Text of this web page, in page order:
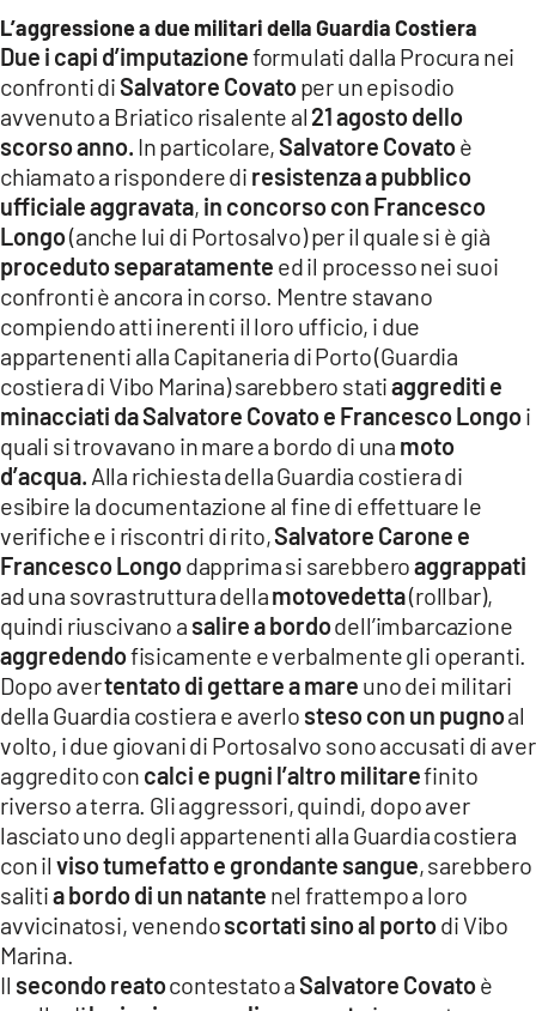
L’aggressione a due militari della Guardia Costiera
Due i capi d’imputazioneformulati dalla Procura nei
confronti diSalvatore Covatoper un episodio
avvenuto a Briatico risalente al 21 agosto dello
scorso anno. In particolare,Salvatore Covatoè
chiamato a rispondere di resistenza a pubblico
ufficiale aggravata, in concorso con Francesco
Longo(anche lui di Portosalvo) per il quale si è già
proceduto separatamente ed il processo nei suoi
confronti è ancora in corso. Mentre stavano
compiendo atti inerenti il loro ufficio, i due
appartenenti alla Capitaneria di Porto (Guardia
costiera di Vibo Marina) sarebbero statiaggrediti e
minacciati da Salvatore Covato e Francesco Longoi
quali si trovavano in mare a bordo di una moto
d’acqua. Alla richiesta della Guardia costiera di
esibire la documentazione al fine di effettuare le
verifiche e i riscontri di rito,Salvatore Carone e
Francesco Longodapprima si sarebberoaggrappati
ad una sovrastruttura dellamotovedetta(rollbar),
quindi riuscivano a salire a bordodell’imbarcazione
aggredendofisicamente e verbalmente gli operanti.
Dopo avertentato di gettare a mare uno dei militari
della Guardia costiera e averlo steso con un pugnoal
volto, i due giovani di Portosalvo sono accusati di aver
aggredito con calci e pugni l’altro militarefinito
riverso a terra. Gli aggressori, quindi, dopo aver
lasciato uno degli appartenenti alla Guardia costiera
con il viso tumefatto e grondante sangue, sarebbero
salitia bordo di un natante nel frattempo a loro
avvicinatosi, venendoscortati sino al portodi Vibo
Marina.
Il secondo reatocontestato aSalvatore Covatoè